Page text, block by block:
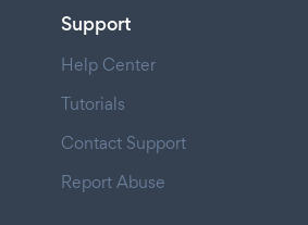
Support
Help Center
Tutorials
Contact Support
Report Abuse